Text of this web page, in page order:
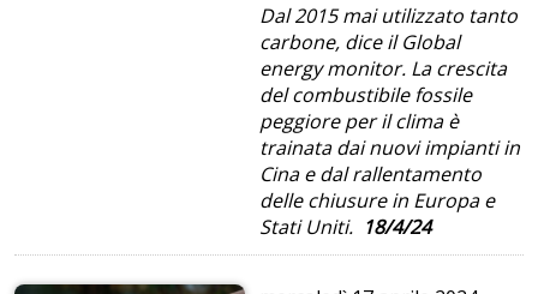
Dal 2015 mai utilizzato tanto
carbone, dice il Global
energy monitor. La crescita
del combustibile fossile
peggiore per il clima è
trainata dai nuovi impianti in
Cina e dal rallentamento
delle chiusure in Europa e
Stati Uniti. 18/4/24